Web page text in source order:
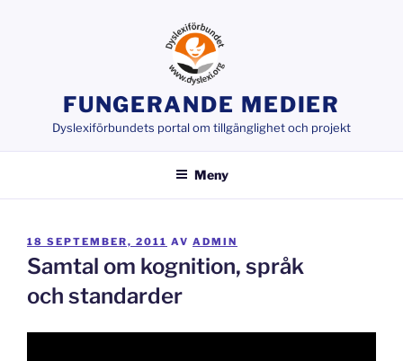
FUNGERANDE MEDIER
Dyslexiförbundets portal om tillgänglighet och projekt
Meny
PUBLICERAT
18 SEPTEMBER, 2011 AV ADMIN
Samtal om kognition, språk
och standarder